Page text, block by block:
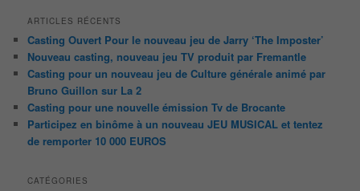
ARTICLES RÉCENTS
Casting Ouvert Pour le nouveau jeu de Jarry ‘The Imposter’
Nouveau casting, nouveau jeu TV produit par Fremantle
Casting pour un nouveau jeu de Culture générale animé par
Bruno Guillon sur La 2
Casting pour une nouvelle émission Tv de Brocante
Participez en binôme à un nouveau JEU MUSICAL et tentez
de remporter 10 000 EUROS
CATÉGORIES